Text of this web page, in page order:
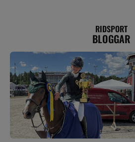
RIDSPORT
BLOGGAR